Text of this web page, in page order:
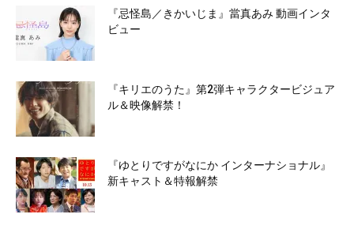
『忌怪島／きかいじま』當真あみ 動画インタ
ビュー
『キリエのうた』第2弾キャラクタービジュア
ル＆映像解禁！
『ゆとりですがなにか インターナショナル』
新キャスト＆特報解禁